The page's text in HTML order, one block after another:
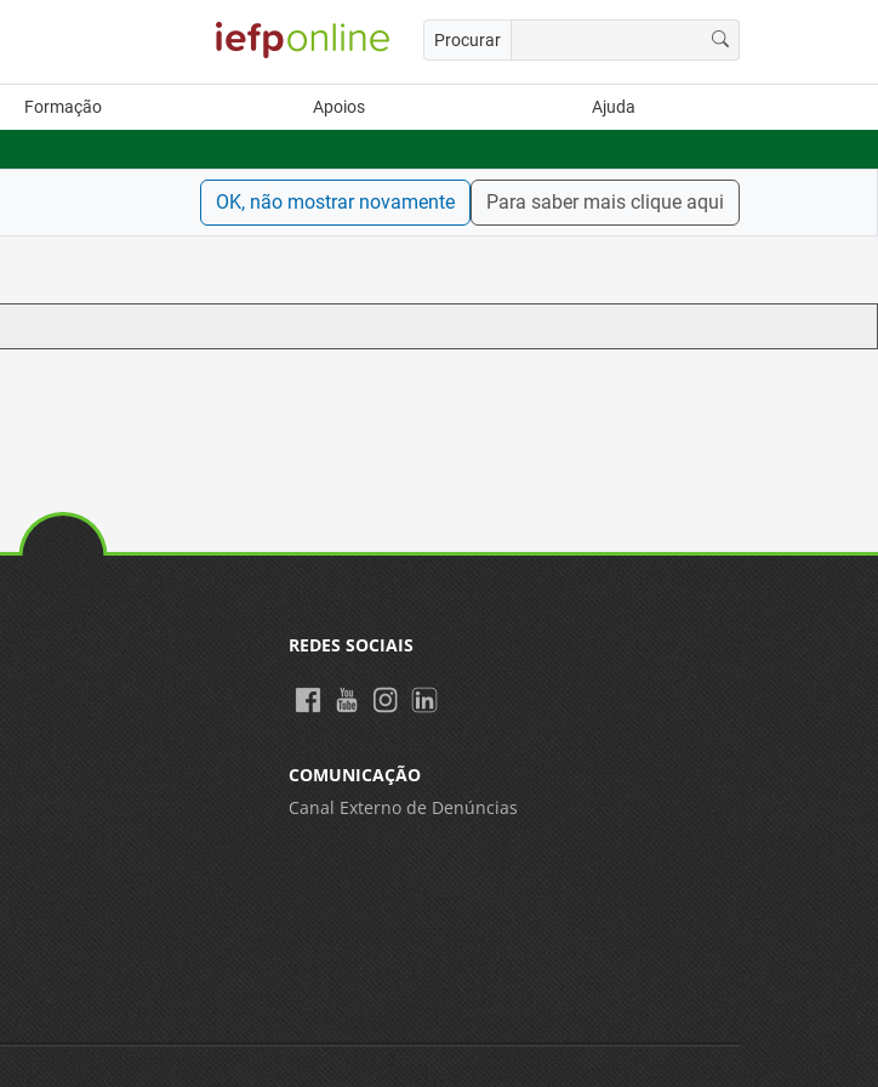
Procurar
Formação Apoios Ajuda
OK, não mostrar novamente Para saber mais clique aqui
REDES SOCIAIS
COMUNICAÇÃO
Canal Externo de Denúncias